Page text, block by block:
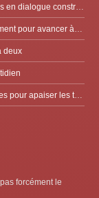
deux
forcément le